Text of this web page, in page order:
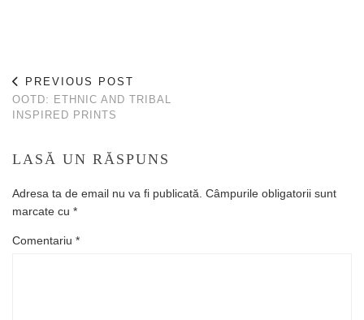
PREVIOUS POST
OOTD: ETHNIC AND TRIBAL
INSPIRED PRINTS
LASĂ UN RĂSPUNS
Adresa ta de email nu va fi publicată. Câmpurile obligatorii sunt
marcate cu *
Comentariu *